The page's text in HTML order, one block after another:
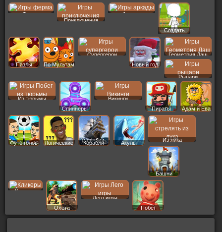
Ферма
Приключения
Аркады
Создать
Пер
Пазлы По Мультам
Супергерои
Новый год
Геометрия Даш
Рыцари
Из тюрьмы
Спиннеры
Викинги
Пираты
Адам и Ева
Футб голов Логические Корабли Акулы
Из лука
Башни
Кликеры
Охота
Лего игры
Побег